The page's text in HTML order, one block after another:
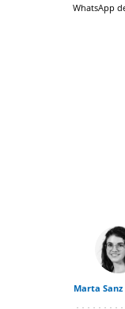
WhatsApp
Marta